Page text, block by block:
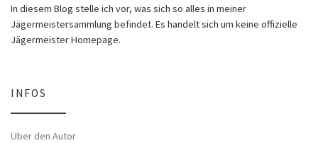
In diesem Blog stelle ich vor, was sich so alles in meiner
Jägermeistersammlung befindet. Es handelt sich um keine offizielle
Jägermeister Homepage.
INFOS
Über den Autor